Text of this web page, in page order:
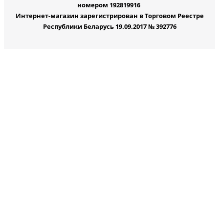
номером 192819916
Интернет-магазин зарегистрирован в Торговом Реестре
Республики Беларусь 19.09.2017 № 392776